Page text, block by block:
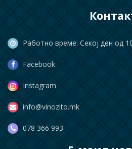
Работно време: Секој ден од
Facebook
Instagram
info@vinozito.mk
078 366 993